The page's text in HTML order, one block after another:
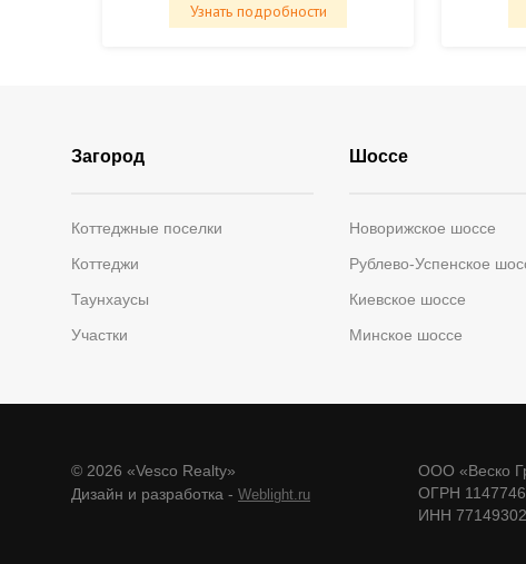
Узнать подробности
Загород
Коттеджные поселки
Коттеджи
Таунхаусы
Участки
Шоссе
Новорижское шоссе
Рублево-Успенское
Киевское шоссе
Минское шоссе
© 2026 «Vesco Realty»
Дизайн и разработка - Weblight.ru
ООО «Веско
ОГРН
ИНН